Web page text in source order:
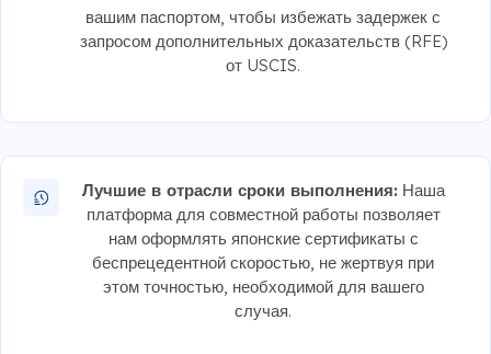
вашим паспортом, чтобы избежать задержек с
запросом дополнительных доказательств (RFE)
от USCIS.
Лучшие в отрасли сроки выполнения: Наша
платформа для совместной работы позволяет
нам оформлять японские сертификаты с
беспрецедентной скоростью, не жертвуя при
этом точностью, необходимой для вашего
случая.